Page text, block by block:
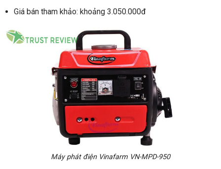
Giá bán tham khảo: khoảng 3.050.000đ
Máy phát điện Vinafarm VN-MPD-950